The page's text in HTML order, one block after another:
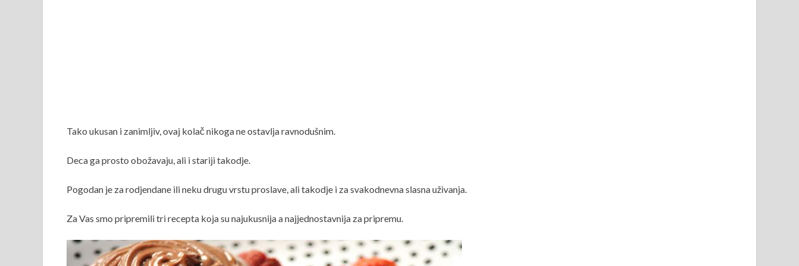
Tako ukusan i zanimljiv, ovaj kolač nikoga ne ostavlja ravnodušnim.
Deca ga prosto obožavaju, ali i stariji takodje.
Pogodan je za rodjendane ili neku drugu vrstu proslave, ali takodje i za svakodnevna slasna uživanja.
Za Vas smo pripremili tri recepta koja su najukusnija a najjednostavnija za pripremu.